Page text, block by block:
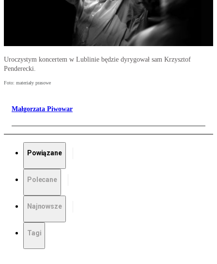
Uroczystym koncertem w Lublinie będzie dyrygował sam Krzysztof
Penderecki.
Foto: materiały prasowe
Małgorzata Piwowar
Powiązane
Polecane
Najnowsze
Tagi